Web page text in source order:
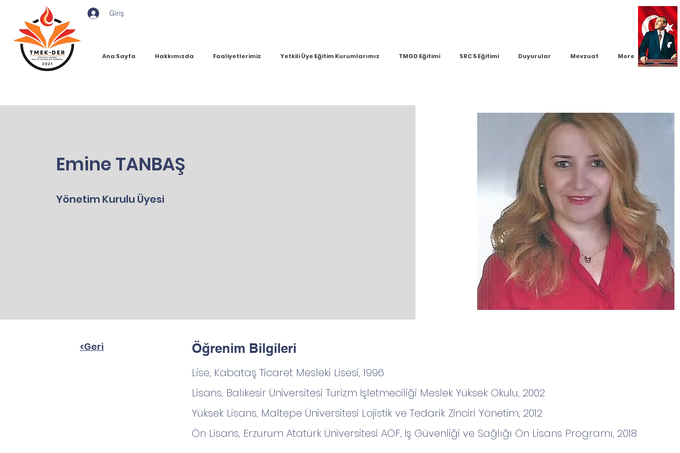
Giriş
Ana Sayfa Hakkımızda Faaliyetlerimiz Yetkili Üye Eğitim Kurumlarımız TMGD Eğitimi SRC 5 Eğitimi Duyurular Mevzuat More
Emine TANBAŞ
Yönetim Kurulu Üyesi
<Geri Öğrenim Bilgileri
Lise, Kabataş Ticaret Mesleki Lisesi, 1996
Lisans, Balıkesir Üniversitesi Turizm İşletmeciliği Meslek Yüksek Okulu, 2002
Yüksek Lisans, Maltepe Üniversitesi Lojistik ve Tedarik Zinciri Yönetim, 2012
Ön Lisans, Erzurum Atatürk Üniversitesi AÖF, İş Güvenliği ve Sağlığı Ön Lisans Programı, 2018